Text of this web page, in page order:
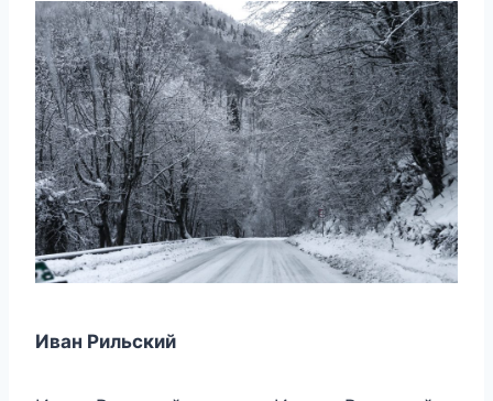
Иван Рильский